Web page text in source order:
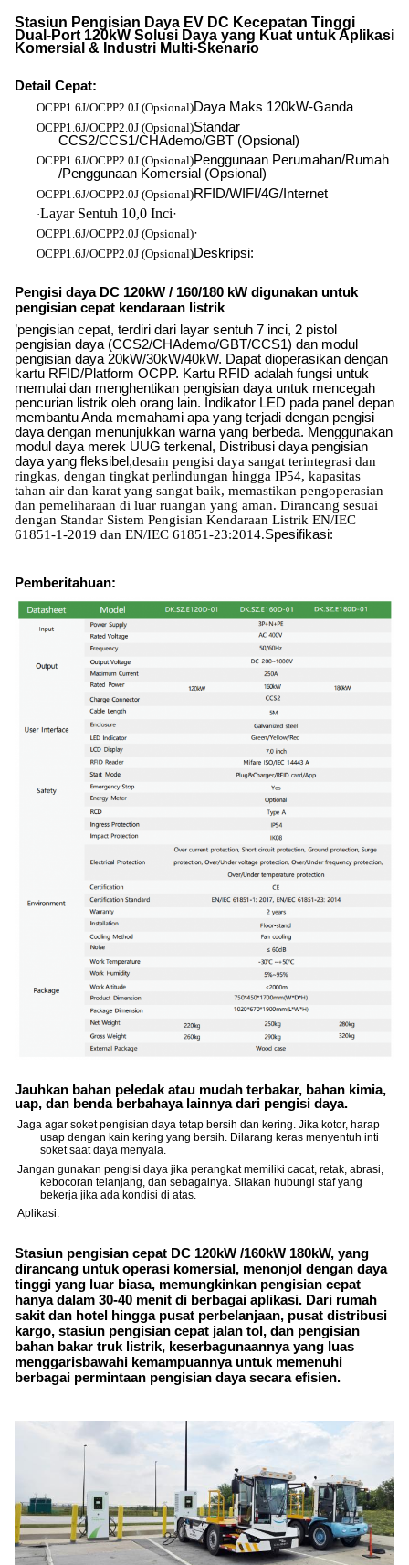
Stasiun Pengisian Daya EV DC Kecepatan Tinggi
Dual-Port 120kW Solusi Daya yang Kuat untuk Aplikasi
Komersial & Industri Multi-Skenario
Detail Cepat:
OCPP1.6J/OCPP2.0J (Opsional)Daya Maks 120kW-Ganda
OCPP1.6J/OCPP2.0J (Opsional)Standar
CCS2/CCS1/CHAdemo/GBT (Opsional)
OCPP1.6J/OCPP2.0J (Opsional)Penggunaan Perumahan/Rumah
/Penggunaan Komersial (Opsional)
OCPP1.6J/OCPP2.0J (Opsional)RFID/WIFI/4G/Internet
·Layar Sentuh 10,0 Inci·
OCPP1.6J/OCPP2.0J (Opsional)·
OCPP1.6J/OCPP2.0J (Opsional)Deskripsi:
Pengisi daya DC 120kW / 160/180 kW digunakan untuk
pengisian cepat kendaraan listrik
’pengisian cepat, terdiri dari layar sentuh 7 inci, 2 pistol
pengisian daya (CCS2/CHAdemo/GBT/CCS1) dan modul
pengisian daya 20kW/30kW/40kW. Dapat dioperasikan dengan
kartu RFID/Platform OCPP. Kartu RFID adalah fungsi untuk
memulai dan menghentikan pengisian daya untuk mencegah
pencurian listrik oleh orang lain. Indikator LED pada panel depan
membantu Anda memahami apa yang terjadi dengan pengisi
daya dengan menunjukkan warna yang berbeda. Menggunakan
modul daya merek UUG terkenal, Distribusi daya pengisian
daya yang fleksibel ,desain pengisi daya sangat terintegrasi dan
ringkas, dengan tingkat perlindungan hingga IP54, kapasitas
tahan air dan karat yang sangat baik, memastikan pengoperasian
dan pemeliharaan di luar ruangan yang aman. Dirancang sesuai
dengan Standar Sistem Pengisian Kendaraan Listrik EN/IEC
61851-1-2019 dan EN/IEC 61851-23:2014.Spesifikasi:
Pemberitahuan:
Jauhkan bahan peledak atau mudah terbakar, bahan kimia,
uap, dan benda berbahaya lainnya dari pengisi daya.
Jaga agar soket pengisian daya tetap bersih dan kering. Jika kotor, harap
usap dengan kain kering yang bersih. Dilarang keras menyentuh inti
soket saat daya menyala.
Jangan gunakan pengisi daya jika perangkat memiliki cacat, retak, abrasi,
kebocoran telanjang, dan sebagainya. Silakan hubungi staf yang
bekerja jika ada kondisi di atas.
Aplikasi:
Stasiun pengisian cepat DC 120kW /160kW 180kW, yang
dirancang untuk operasi komersial, menonjol dengan daya
tinggi yang luar biasa, memungkinkan pengisian cepat
hanya dalam 30-40 menit di berbagai aplikasi. Dari rumah
sakit dan hotel hingga pusat perbelanjaan, pusat distribusi
kargo, stasiun pengisian cepat jalan tol, dan pengisian
bahan bakar truk listrik, keserbagunaannya yang luas
menggarisbawahi kemampuannya untuk memenuhi
berbagai permintaan pengisian daya secara efisien.